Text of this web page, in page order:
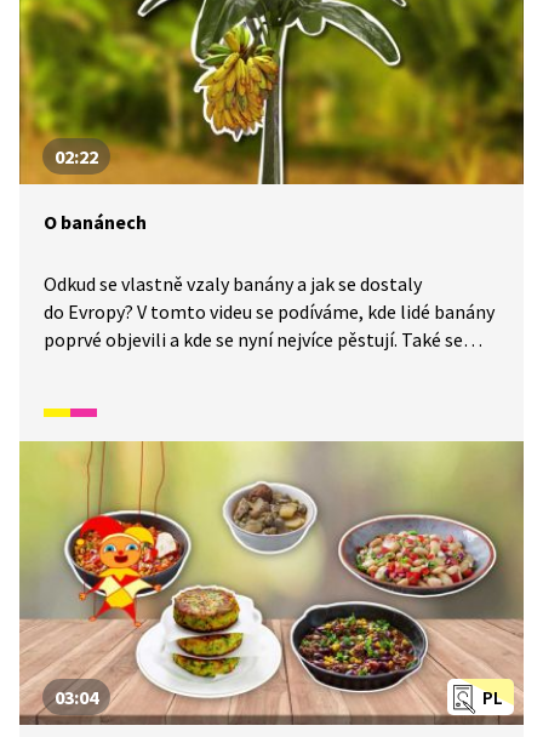
02:22
O banánech
Odkud se vlastně vzaly banány a jak se dostaly
do Evropy? V tomto videu se podíváme, kde lidé banány
poprvé objevili a kde se nyní nejvíce pěstují. Také se
PL
03:04